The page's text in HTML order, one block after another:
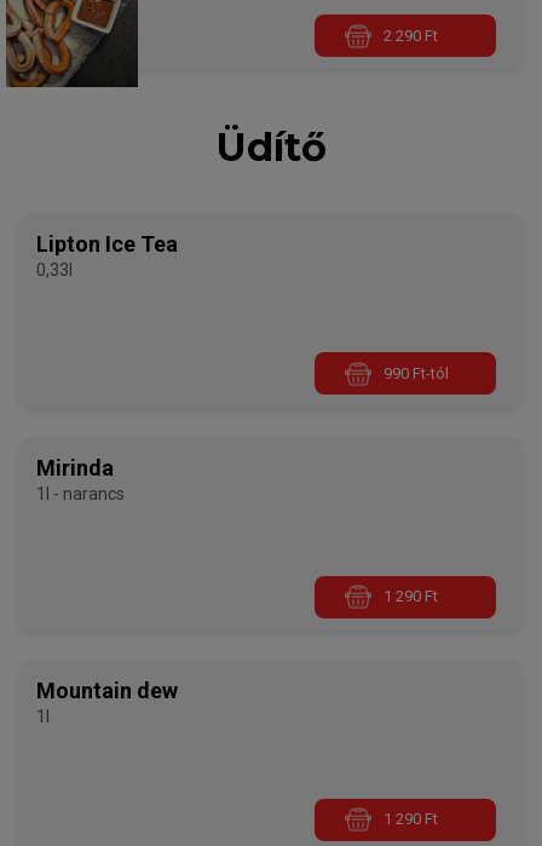
2 290 Ft
Üdítő
Lipton Ice Tea
0,33l
990 Ft-tól
Mirinda
1l - narancs
1 290 Ft
Mountain dew
1l
1 290 Ft